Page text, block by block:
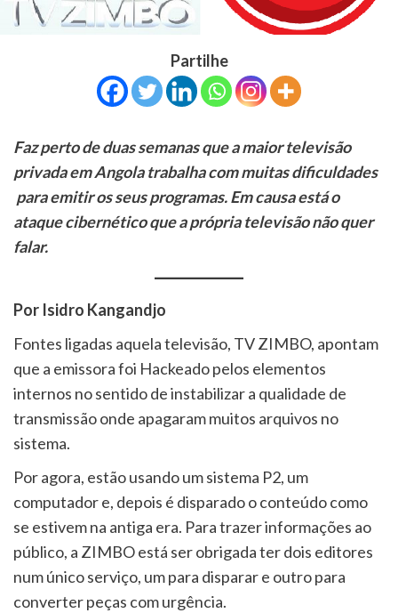
Partilhe
Faz perto de duas semanas que a maior televisão
privada em Angola trabalha com muitas dificuldades
para emitir os seus programas. Em causa está o
ataque cibernético que a própria televisão não quer
falar.
Por Isidro Kangandjo
Fontes ligadas aquela televisão, TV ZIMBO, apontam
que a emissora foi Hackeado pelos elementos
internos no sentido de instabilizar a qualidade de
transmissão onde apagaram muitos arquivos no
sistema.
Por agora, estão usando um sistema P2, um
computador e, depois é disparado o conteúdo como
se estivem na antiga era. Para trazer informações ao
público, a ZIMBO está ser obrigada ter dois editores
num único serviço, um para disparar e outro para
converter peças com urgência.